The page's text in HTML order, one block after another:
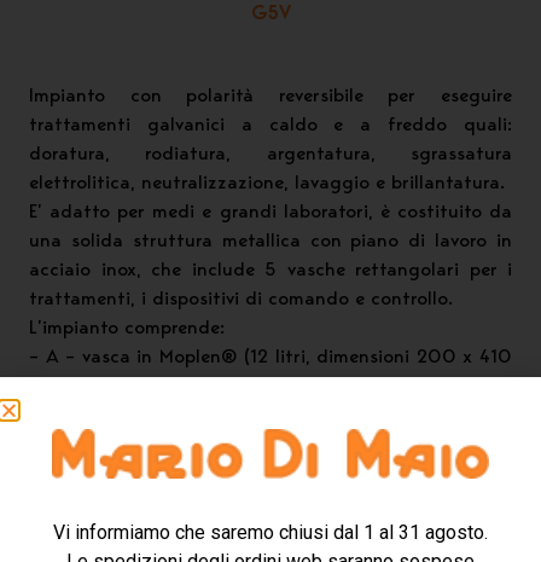
G5V
Impianto con polarità reversibile per eseguire
trattamenti galvanici a caldo e a freddo quali:
doratura, rodiatura, argentatura, sgrassatura
elettrolitica, neutralizzazione, lavaggio e brillantatura.
E’ adatto per medi e grandi laboratori, è costituito da
una solida struttura metallica con piano di lavoro in
acciaio inox, che include 5 vasche rettangolari per i
trattamenti, i dispositivi di comando e controllo.
L’impianto comprende:
– A – vasca in Moplen® (12 litri, dimensioni 200 x 410
x 175 H mm), dispone di barre anodo e catodo, viene
– B – vasca in Moplen® (7 litri, dimensioni 125 x 410 x
175 H mm), vengono utilizzate per il lavaggio in acqua
– C – vasca in Moplen® (12 litri, dimensioni 200 x 410
Vi informiamo che saremo chiusi dal 1 al 31 agosto.